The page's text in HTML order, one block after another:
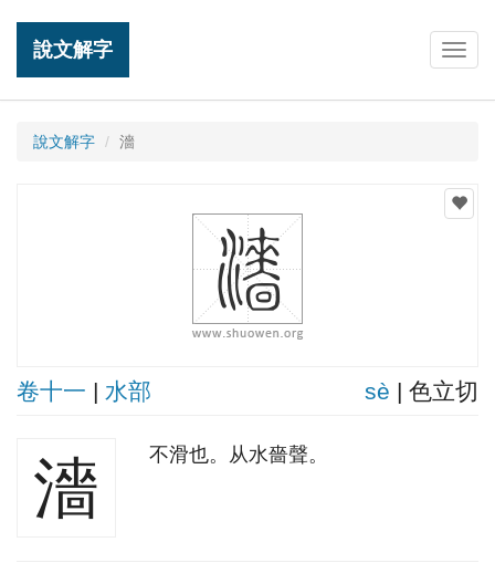
說文解字
說文解字 濇
卷十一 | 水部 sè | 色立切
濇 不滑也。从水嗇聲。